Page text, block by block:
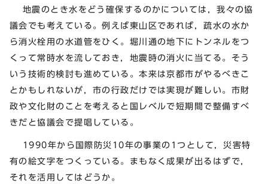
地震のとき水をどう確保するのかについては，我々の協
議会でも考えている。例えば東山区であれば，疏水の水か
ら消火栓用の水道管をひく。堀川通の地下にトンネルをつ
くって常時水を流しておき，地震時の消火に当てる。そう
いう技術的検討も進めている。本来は京都市がやるべきこ
とかもしれないが，市の行政だけでは実現が難しい。市財
政や文化財のことを考えると国レベルで短期間で整備すべ
きだと協議会で提唱している。
1990年から国際防災10年の事業の1つとして，災害特
有の絵文字をつくっている。まもなく成果が出るはずで，
それを活用してはどうか。